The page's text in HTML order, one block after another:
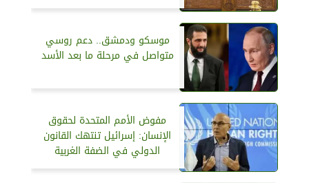
موسكو ودمشق.. دعم روسي
متواصل في مرحلة ما بعد الأسد
مفوض الأمم المتحدة لحقوق
الإنسان: إسرائيل تنتهك القانون
الدولي في الضفة الغربية